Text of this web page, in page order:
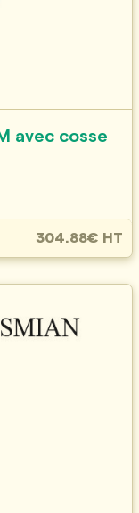
avec cosse
304.88€ HT